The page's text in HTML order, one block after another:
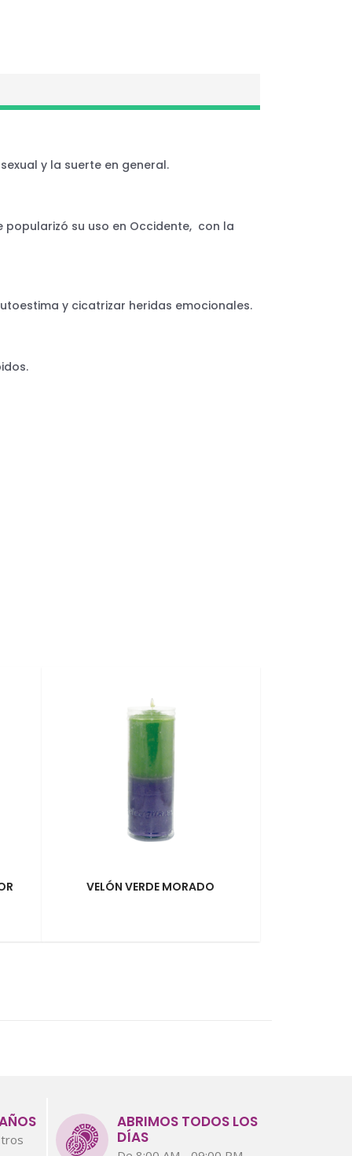
y la suerte en general.
su uso en Occidente, con la
y cicatrizar heridas emocionales.
VELÓN VERDE MORADO
ABRIMOS TODOS LOS
DÍAS